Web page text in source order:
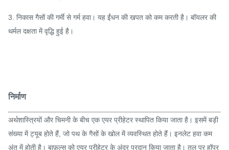
3. निकास गैसों की गर्मी से गर्म हवा। यह ईंधन की खपत को कम करती है। बॉयलर की
थर्मल दक्षता में वृद्धि हुई है।
निर्माण
अर्थशास्त्रियों और चिमनी के बीच एक एयर प्रीहेटर स्थापित किया जाता है। इसमें बड़ी
संख्या में ट्यूब होते हैं, जो पथ के गैसों के खोल में व्यवस्थित होते हैं। इनलेट हवा कम
अंत में होती है। बाफ़ल्स को एयर प्रीहेटर के अंदर प्रदान किया जाता है। तल पर हॉपर